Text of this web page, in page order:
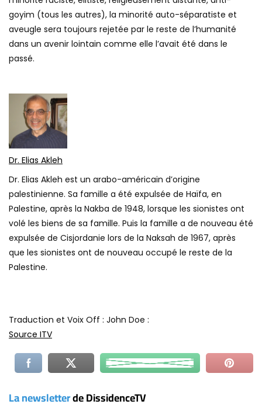
goyim (tous les autres), la minorité auto-séparatiste et
aveugle sera toujours rejetée par le reste de l’humanité
dans un avenir lointain comme elle l’avait été dans le
passé.
Dr. Elias Akleh
Dr. Elias Akleh est un arabo-américain d’origine
palestinienne. Sa famille a été expulsée de Haïfa, en
Palestine, après la Nakba de 1948, lorsque les sionistes ont
volé les biens de sa famille. Puis la famille a de nouveau été
expulsée de Cisjordanie lors de la Naksah de 1967, après
que les sionistes ont de nouveau occupé le reste de la
Palestine.
Traduction et Voix Off : John Doe :
Source ITV
La newsletterde DissidenceTV